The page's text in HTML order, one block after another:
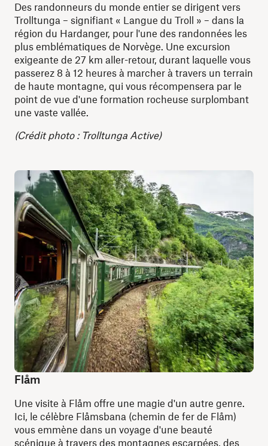
Des randonneurs du monde entier se dirigent vers
Trolltunga – signifiant « Langue du Troll » – dans la
région du Hardanger, pour l'une des randonnées les
plus emblématiques de Norvège. Une excursion
exigeante de 27 km aller-retour, durant laquelle vous
passerez 8 à 12 heures à marcher à travers un terrain
de haute montagne, qui vous récompensera par le
point de vue d'une formation rocheuse surplombant
une vaste vallée.
(Crédit photo : Trolltunga Active)
Flåm
Une visite à Flåm offre une magie d'un autre genre.
Ici, le célèbre Flåmsbana (chemin de fer de Flåm)
vous emmène dans un voyage d'une beauté
scénique à travers des montagnes escarpées, des